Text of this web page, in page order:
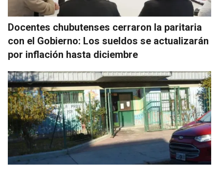
Docentes chubutenses cerraron la paritaria
con el Gobierno: Los sueldos se actualizarán
por inflación hasta diciembre